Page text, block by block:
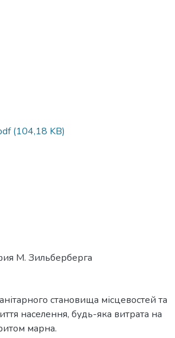
(104,18 KB)
М. Зильберберга
становища місцевостей та
населення, будь-яка витрата на
марна.